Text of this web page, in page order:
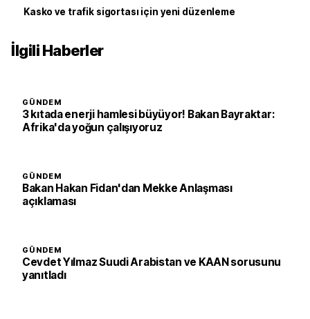
Kasko ve trafik sigortası için yeni düzenleme
İlgili Haberler
GÜNDEM
3 kıtada enerji hamlesi büyüyor! Bakan Bayraktar:
Afrika'da yoğun çalışıyoruz
GÜNDEM
Bakan Hakan Fidan'dan Mekke Anlaşması
açıklaması
GÜNDEM
Cevdet Yılmaz Suudi Arabistan ve KAAN sorusunu
yanıtladı